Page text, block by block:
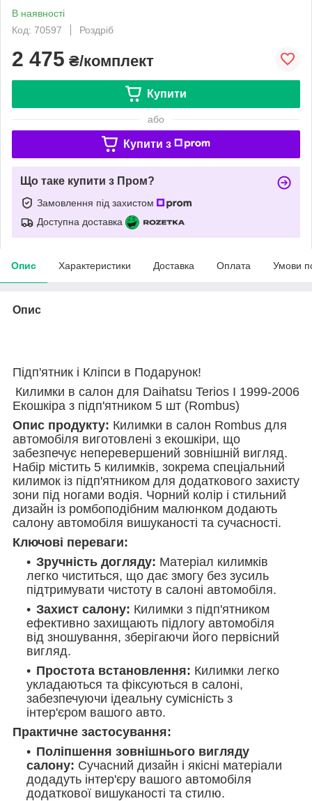
В наявності
Код: 70597
Роздріб
2 475 ₴/комплект
Купити
або
Купити з
Що таке купити з Пром?
Замовлення під захистом
Доступна доставка
Опис Характеристики Доставка Оплата Умови
Опис
Підп'ятник і Кліпси в Подарунок!
Килимки в салон для Daihatsu Terios І 1999-2006
Екошкіра з підп'ятником 5 шт (Rombus)
Опис продукту: Килимки в салон Rombus для
автомобіля виготовлені з екошкіри, що
забезпечує неперевершений зовнішній вигляд.
Набір містить 5 килимків, зокрема спеціальний
килимок із підп'ятником для додаткового захисту
зони під ногами водія. Чорний колір і стильний
дизайн із ромбоподібним малюнком додають
салону автомобіля вишуканості та сучасності.
Ключові переваги:
Зручність догляду: Матеріал килимків
легко чиститься, що дає змогу без зусиль
підтримувати чистоту в салоні автомобіля.
Захист салону: Килимки з підп'ятником
ефективно захищають підлогу автомобіля
від зношування, зберігаючи його первісний
вигляд.
Простота встановлення: Килимки легко
укладаються та фіксуються в салоні,
забезпечуючи ідеальну сумісність з
інтер'єром вашого авто.
Практичне застосування:
Поліпшення зовнішнього вигляду
салону: Сучасний дизайн і якісні матеріали
додадуть інтер'єру вашого автомобіля
додаткової вишуканості та стилю.